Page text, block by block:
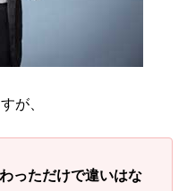
が、
っただけで違いはな